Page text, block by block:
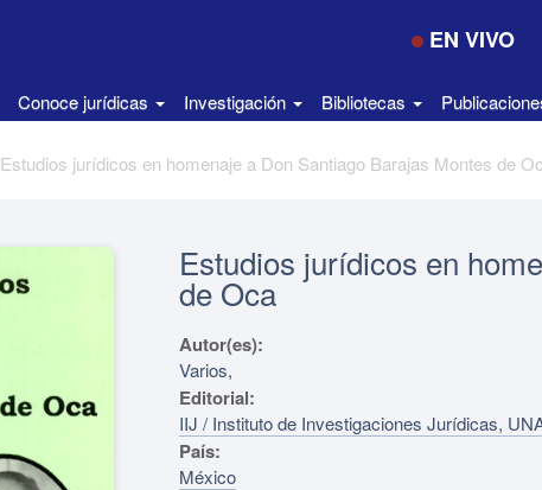
EN VIVO
Conoce jurídicas Investigación Bibliotecas
Estudios jurídicos en homenaje a Don Santiago Barajas Montes de
Estudios jurídicos en
de Oca
Autor(es):
Varios,
Editorial:
IIJ / Instituto de Investigaciones Jurídicas,
País:
México